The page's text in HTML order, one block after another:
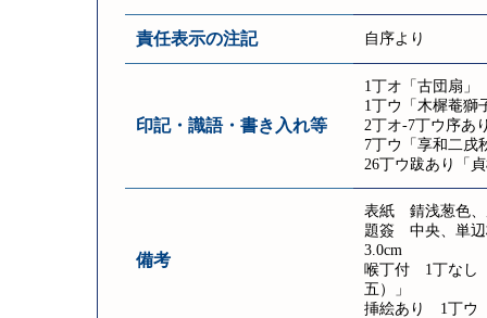
責任表示の注記 自序より
印記・識語・書き入れ等
1丁オ「古団扇」
1丁ウ「木樨菴
2丁オ-7丁ウ序あ
7丁ウ「享和二戌
26丁ウ跋あり「
備考
表紙 錆浅葱色、
題簽 中央、単辺
3.0cm
喉丁付 1丁なし
五）」
挿絵あり 1丁ウ